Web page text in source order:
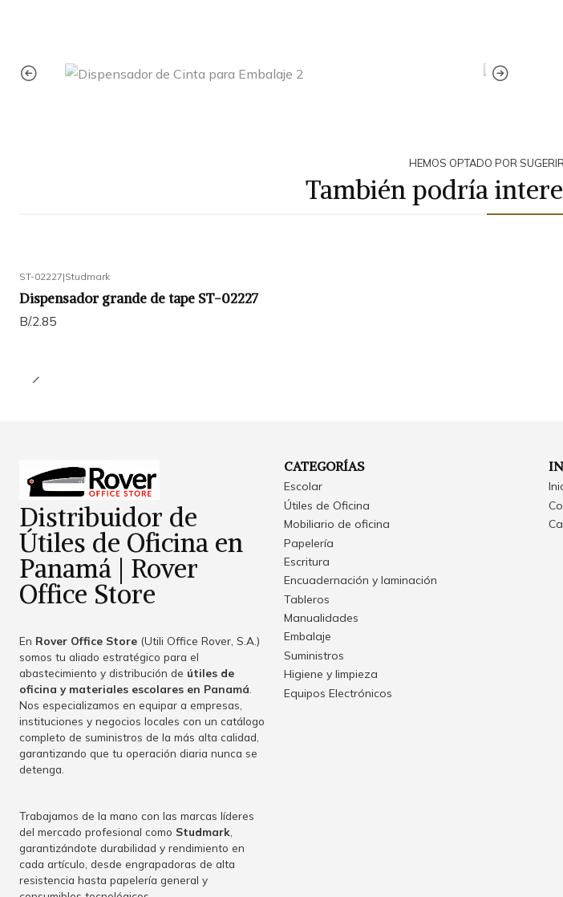
HEMOS OPTADO POR
También podría
ST-02227|Studmark
Dispensador grande de tape ST-02227
B/.2.85
Distribuidor de
Útiles de Oficina en
Panamá | Rover
Office Store
En Rover Office Store (Utili Office Rover, S.A.)
somos tu aliado estratégico para el
abastecimiento y distribución de útiles de
oficina y materiales escolares en Panamá
Nos especializamos en equipar a empresas,
instituciones y negocios locales con un catálogo
completo de suministros de la más alta calidad,
garantizando que tu operación diaria nunca se
detenga.
Trabajamos de la mano con las marcas líderes
del mercado profesional como Studmark
garantizándote durabilidad y rendimiento en
cada artículo, desde engrapadoras de alta
resistencia hasta papelería general y
CATEGORÍAS
Escolar
Útiles de Oficina
Mobiliario de oficina
Papelería
Escritura
Encuadernación y laminación
Tableros
Manualidades
Embalaje
Suministros
Higiene y limpieza
Equipos Electrónicos